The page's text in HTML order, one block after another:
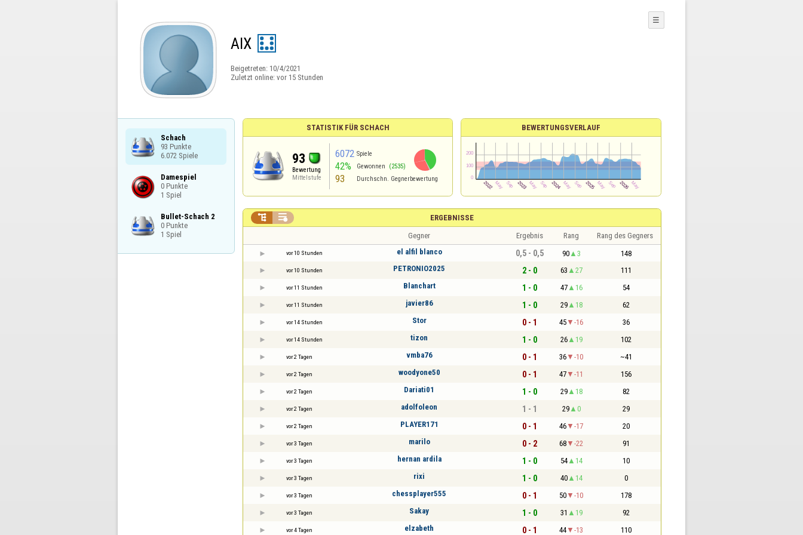
AlX
Beigetreten: 10/4/2021
Zuletzt online: vor 15 Stunden
☰
Schach
93 Punkte
6.072 Spiele
Damespiel
0 Punkte
1 Spiel
Bullet-Schach 2
0 Punkte
1 Spiel
STATISTIK FÜR SCHACH
93
Bewertung
Mittelstufe
6072 Spiele
42% Gewonnen (2535)
93 Durchschn. Gegnerbewertung
BEWERTUNGSVERLAUF
ERGEBNISSE
 
Gegner Ergebnis Rang Rang des Gegners
vor 10 Stunden el alfil blanco 0,5 - 0,5 90 3 148
vor 10 Stunden PETRONIO2025 2 - 0 63 27 111
vor 11 Stunden Blanchart 1 - 0 47 16 54
vor 11 Stunden javier86 1 - 0 29 18 62
vor 14 Stunden Stor 0 - 1 45 -16 36
vor 14 Stunden tizon 1 - 0 26 19 102
vor 2 Tagen vmba76 0 - 1 36 -10 ~41
vor 2 Tagen woodyone50 0 - 1 47 -11 156
vor 2 Tagen Dariati01 1 - 0 29 18 82
vor 2 Tagen adolfoleon 1 - 1 29 0 29
vor 2 Tagen PLAYER171 0 - 1 46 -17 20
vor 3 Tagen marilo 0 - 2 68 -22 91
vor 3 Tagen hernan ardila 1 - 0 54 14 10
vor 3 Tagen rixi 1 - 0 40 14 0
vor 3 Tagen chessplayer555 0 - 1 50 -10 178
vor 3 Tagen Sakay 1 - 0 31 19 92
vor 4 Tagen elzabeth 0 - 1 44 -13 110